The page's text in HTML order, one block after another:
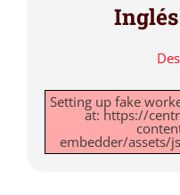
Setting up fake
at: https://
embedder/assets/